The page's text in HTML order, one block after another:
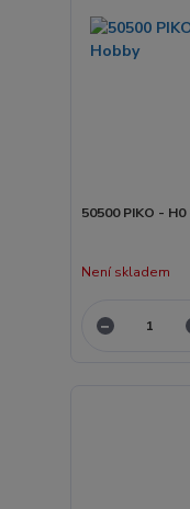
50500 PIKO -
Není skladem